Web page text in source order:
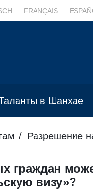
FRANÇAIS
в Шанхае
Разрешение
граждан
визу»?